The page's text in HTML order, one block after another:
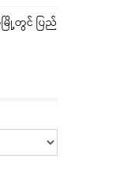
မြို့တွင် ပြည်